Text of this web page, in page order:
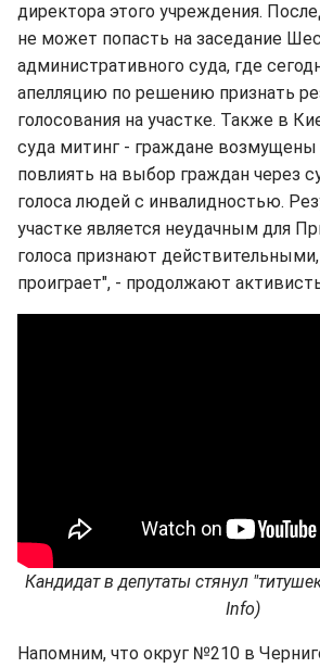
директора этого учреждения.
не может попасть на заседание
административного суда, где
апелляцию по решению признать
голосования на участке. Также в
суда митинг - граждане
повлиять на выбор граждан через
голоса людей с инвалидностью.
участке является неудачным для
голоса признают
проиграет", - продолжают
Кандидат в депутаты стянул
Info)
Напомним, что округ №210 в